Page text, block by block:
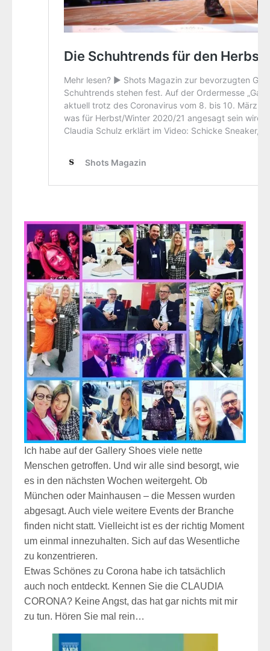
Ich habe auf der Gallery Shoes viele nette
Menschen getroffen. Und wir alle sind besorgt, wie
es in den nächsten Wochen weitergeht. Ob
München oder Mainhausen – die Messen wurden
abgesagt. Auch viele weitere Events der Branche
finden nicht statt. Vielleicht ist es der richtig Moment
um einmal innezuhalten. Sich auf das Wesentliche
zu konzentrieren.
Etwas Schönes zu Corona habe ich tatsächlich
auch noch entdeckt. Kennen Sie die CLAUDIA
CORONA? Keine Angst, das hat gar nichts mit mir
zu tun. Hören Sie mal rein…